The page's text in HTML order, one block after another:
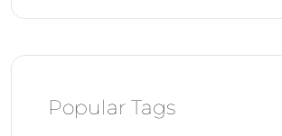
Popular Tags